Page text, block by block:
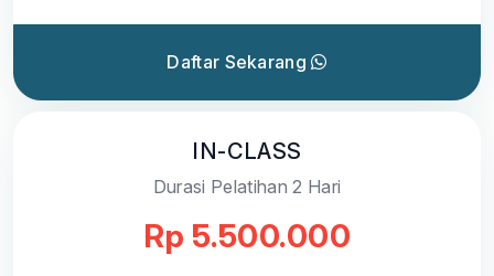
Daftar Sekarang
IN-CLASS
Durasi Pelatihan 2 Hari
Rp 5.500.000